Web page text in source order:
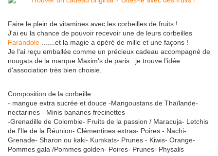
Faire le plein de vitamines avec les corbeilles de fruits !
J'ai eu la chance de pouvoir recevoir une de leurs corbeilles
Farandole .......et la magie a opéré de mille et une façons !
Je l'ai reçu emballée comme un précieux cadeau accompagné de
nougats de la marque Maxim's de paris...je trouve l'idée
d'association très bien choisie.
Composition de la corbeille :
- mangue extra sucrée et douce -Mangoustans de Thaïlande-
nectarines - Minis bananes frecinettes
-Grenadille de Colombie- Fruits de la passion / Maracuja- Letchis
de l’Ile de la Réunion- Clémentines extras- Poires - Nachi-
Grenade- Sharon ou kaki- Kumkats- Prunes - Kiwis- Orange-
Pommes gala /Pommes golden- Poires- Prunes- Physalis